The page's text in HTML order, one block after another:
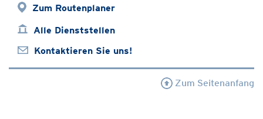
Zum Routenplaner
Alle Dienststellen
Kontaktieren Sie uns!
Zum Seitenanfang